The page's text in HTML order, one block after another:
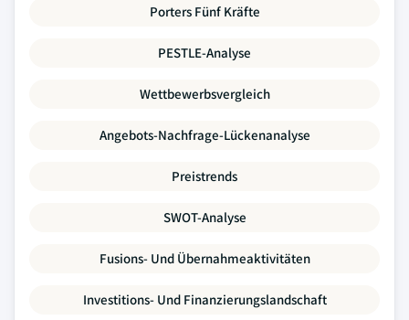
Porters Fünf Kräfte
PESTLE-Analyse
Wettbewerbsvergleich
Angebots-Nachfrage-Lückenanalyse
Preistrends
SWOT-Analyse
Fusions- Und Übernahmeaktivitäten
Investitions- Und Finanzierungslandschaft